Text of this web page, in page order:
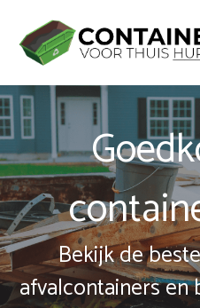
naar
inhoud
Bekijk de
afvalcontainers